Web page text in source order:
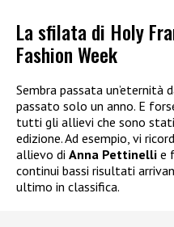
La sfilata di Holy
Fashion Week
Sembra passata un’eternità
passato solo un anno. E
tutti gli allievi che sono
edizione. Ad esempio, vi
allievo di Anna Pettinelli e
continui bassi risultati
ultimo in classifica.